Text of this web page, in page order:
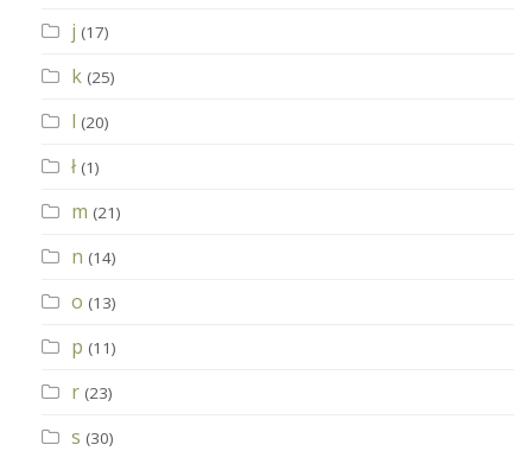
j (17)
k (25)
l (20)
ł (1)
m (21)
n (14)
o (13)
p (11)
r (23)
s (30)